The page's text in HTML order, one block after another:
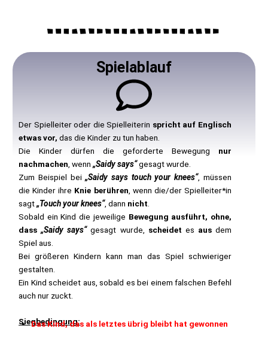
Spielablauf
Der Spielleiter oder die Spielleiterin spricht auf Englisch
etwas vor, das die Kinder zu tun haben.
Die Kinder dürfen die geforderte Bewegung nur
nachmachen , wenn„Saidy says“gesagt wurde.
Zum Beispiel bei„Saidy says touch your knees“, müssen
die Kinder ihre Knie berühren , wenn die/der Spielleiter*in
sagt„Touch your knees“, dann nicht
Sobald ein Kind die jeweilige Bewegung ausführt, ohne,
dass„Saidy says“gesagt wurde, scheidet es ausdem
Spiel aus.
Bei größeren Kindern kann man das Spiel schwieriger
gestalten.
Ein Kind scheidet aus, sobald es bei einem falschen Befehl
auch nur zuckt.
Siegbedingung:
Das Kind, das als letztes übrig bleibt hat gewonnen